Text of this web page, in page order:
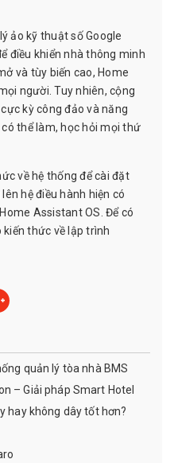
ảo kỹ thuật số Google
điều khiển nhà thông minh
và tùy biến cao, Home
người. Tuy nhiên, cộng
kỳ công đảo và năng
thể làm, học hỏi mọi thứ
về hệ thống để cài đặt
hệ điều hành hiện có
Assistant OS. Để có
thức về lập trình
quản lý tòa nhà BMS
– Giải pháp Smart Hotel
hay không dây tốt hơn?